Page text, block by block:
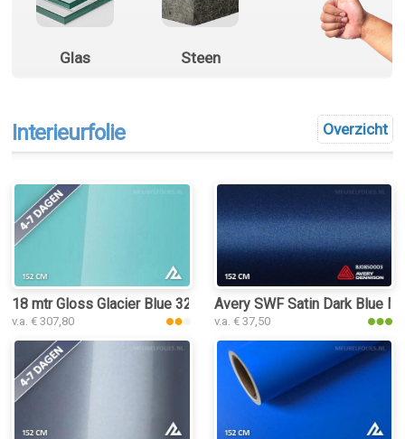
Glas Steen
Overzicht
Interieurfolie
18 mtr Gloss Glacier Blue 3253 interieurfolie
v.a. € 307,80
Avery SWF Satin Dark Blue
v.a. € 37,50